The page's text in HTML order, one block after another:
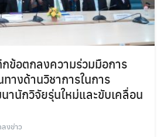
ข้อตกลงความร่วมมือการ
างด้านวิชาการในการ
นักวิจัยรุ่นใหม่และขับเคลื่อน
งข่าว